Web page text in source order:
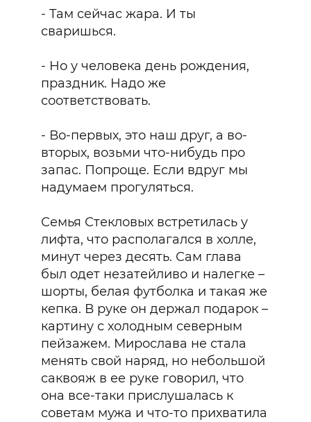
- Там сейчас жара. И ты
сваришься.
- Но у человека день рождения,
праздник. Надо же
соответствовать.
- Во-первых, это наш друг, а во-
вторых, возьми что-нибудь про
запас. Попроще. Если вдруг мы
надумаем прогуляться.
Семья Стекловых встретилась у
лифта, что располагался в холле,
минут через десять. Сам глава
был одет незатейливо и налегке –
шорты, белая футболка и такая же
кепка. В руке он держал подарок –
картину с холодным северным
пейзажем. Мирослава не стала
менять свой наряд, но небольшой
саквояж в ее руке говорил, что
она все-таки прислушалась к
советам мужа и что-то прихватила